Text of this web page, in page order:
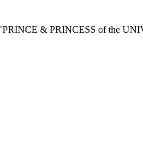
& PRINCESS of the